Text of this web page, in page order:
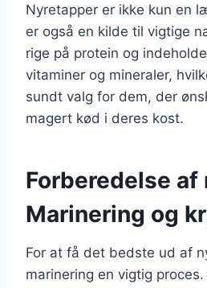
Nyretapper er ikke kun en
er også en kilde til vigtige
rige på protein og
vitaminer og mineraler,
sundt valg for dem, der
magert kød i deres kost.
Forberedelse af
Marinering og
For at få det bedste ud af
marinering en vigtig